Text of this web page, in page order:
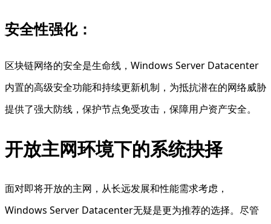
安全性强化：
区块链网络的安全是生命线，Windows Server Datacenter
内置的高级安全功能和持续更新机制，为抵抗潜在的网络威胁
提供了强大防线，保护节点免受攻击，保障用户资产安全。
开放主网环境下的系统抉择
面对即将开放的主网，从长远发展和性能需求考虑，
Windows Server Datacenter无疑是更为推荐的选择。尽管